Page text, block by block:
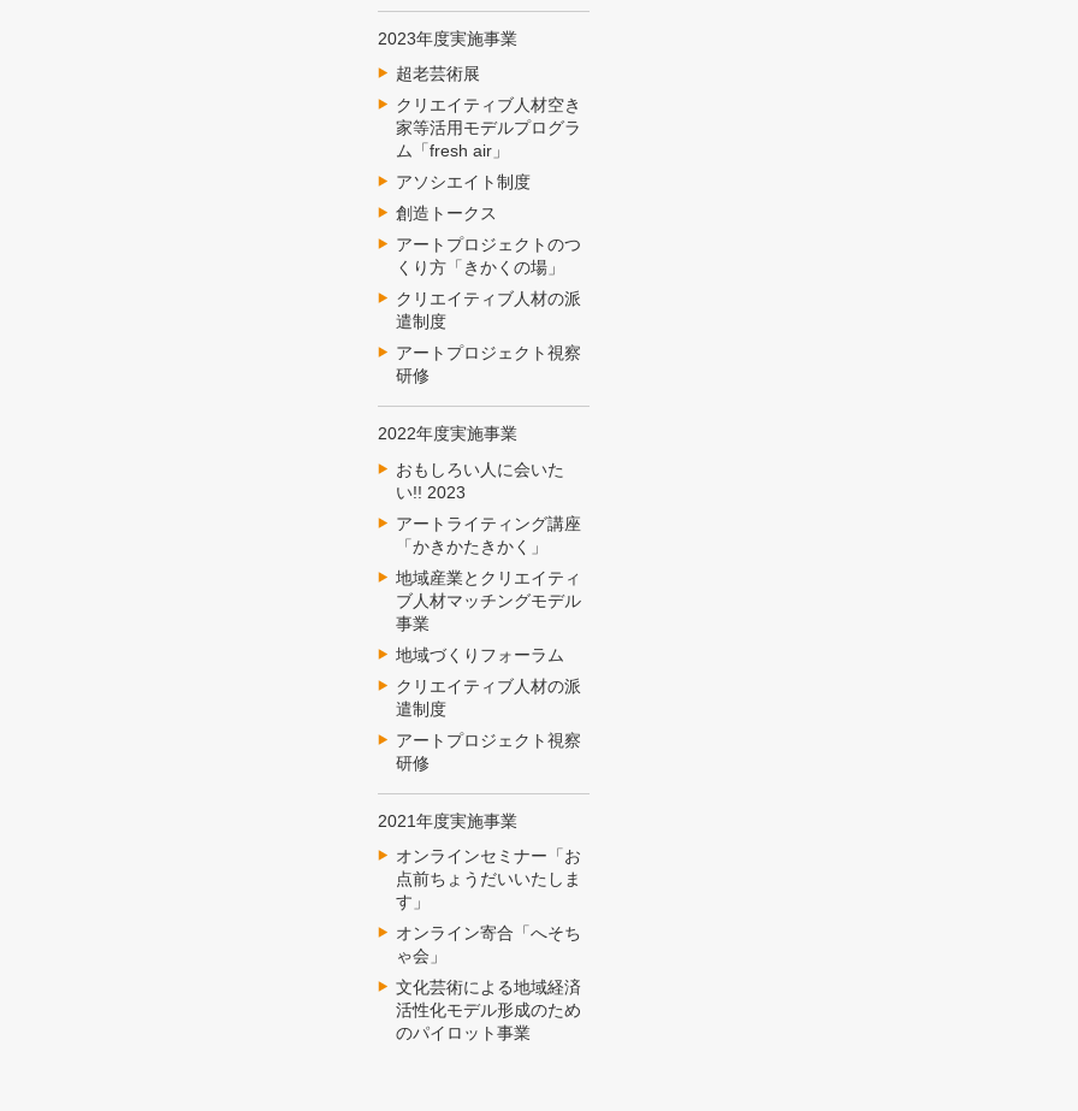
2023年度実施事業
超老芸術展
クリエイティブ人材空き
家等活用モデルプログラ
ム「fresh air」
アソシエイト制度
創造トークス
アートプロジェクトのつ
くり方「きかくの場」
クリエイティブ人材の派
遣制度
アートプロジェクト視察
研修
2022年度実施事業
おもしろい人に会いた
い!! 2023
アートライティング講座
「かきかたきかく」
地域産業とクリエイティ
ブ人材マッチングモデル
事業
地域づくりフォーラム
クリエイティブ人材の派
遣制度
アートプロジェクト視察
研修
2021年度実施事業
オンラインセミナー「お
点前ちょうだいいたしま
す」
オンライン寄合「へそち
ゃ会」
文化芸術による地域経済
活性化モデル形成のため
のパイロット事業